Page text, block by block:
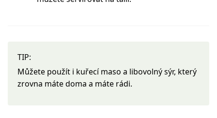
TIP:
Můžete použít i kuřecí maso a libovolný sýr, který
zrovna máte doma a máte rádi.